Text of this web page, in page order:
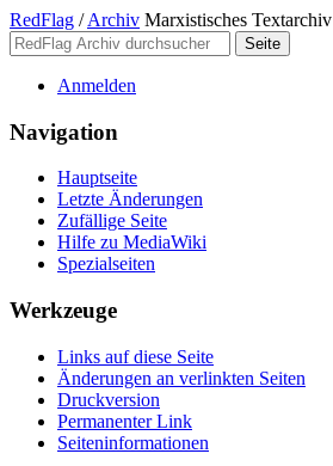
RedFlag / Archiv Marxistisches Textarchiv
Anmelden
Navigation
Hauptseite
Letzte Änderungen
Zufällige Seite
Hilfe zu MediaWiki
Spezialseiten
Werkzeuge
Links auf diese Seite
Änderungen an verlinkten Seiten
Druckversion
Permanenter Link
Seiten­­informationen